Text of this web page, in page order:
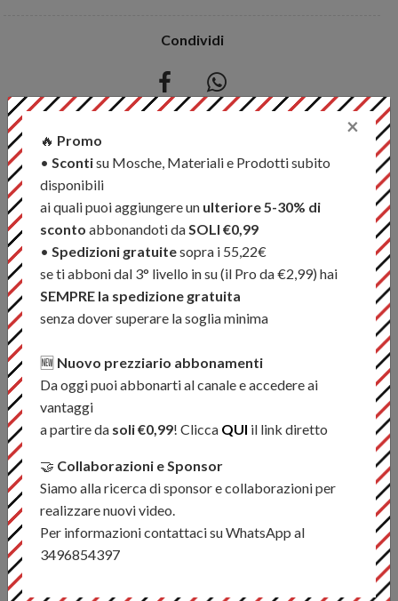
Condividi
ACCESSORI
Lavezzinifly - Trout
Nymph Kit
€ 12,84
Lavezzinifly - Trout Pro
Streamer Kit
ESAURITO
Lavezzinifly - Full Nymph
Lavezzinifly - Trout Pro
×
🔥 Promo
• Scontisu Mosche, Materiali e Prodotti subito
disponibili
ai quali puoi aggiungere un ulteriore 5-30% di
sconto abbonandoti daSOLI €0,99
• Spedizioni gratuitesopra i 55,22€
se ti abboni dal 3° livello in su (il Pro da €2,99) hai
SEMPRE la spedizione gratuita
senza dover superare la soglia minima
🆕 Nuovo prezziario abbonamenti
Da oggi puoi abbonarti al canale e accedere ai
vantaggi
a partire da soli €0,99! Clicca QUI il link diretto
🤝 Collaborazioni e Sponsor
Siamo alla ricerca di sponsor e collaborazioni per
realizzare nuovi video.
Per informazioni contattaci su WhatsApp al
3496854397